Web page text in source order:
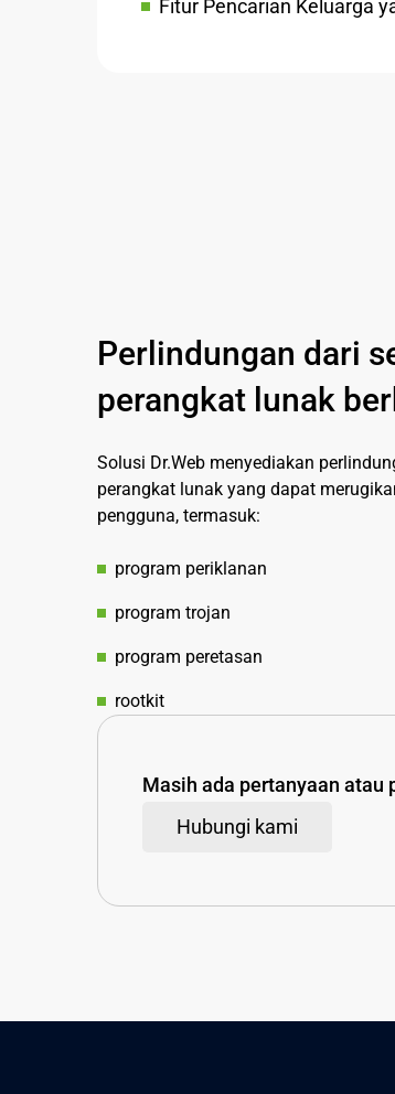
Fitur Pencarian Keluarga
Perlindungan dari
perangkat lunak
Solusi Dr.Web menyediakan
perangkat lunak yang dapat
pengguna, termasuk:
program periklanan
program trojan
program peretasan
rootkit
Masih ada pertanyaan atau
Hubungi kami